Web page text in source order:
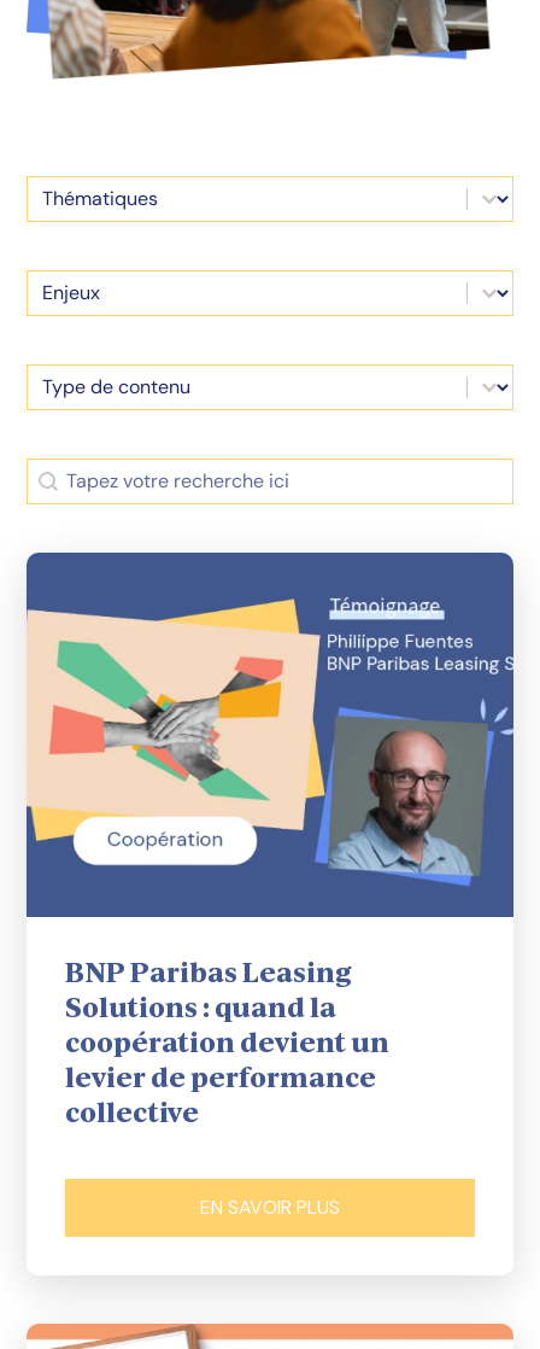
Thematique
Sélectionnez le contenu
Enjeux
Sélectionnez le contenu
Type de doc
Sélectionnez le contenu
Recherche
Rechercher
BNP Paribas Leasing
Solutions : quand la
coopération devient un
levier de performance
collective
EN SAVOIR PLUS